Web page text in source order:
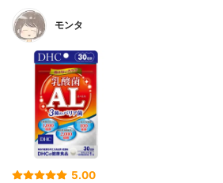
モンタ
5.00